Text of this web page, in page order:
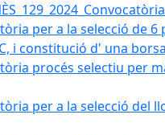
per a la selecció de
i constitució d' una
procés selectiu per
per a la selecció